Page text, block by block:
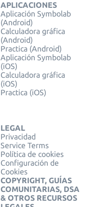
APLICACIONES
Aplicación Symbolab
(Android)
Calculadora gráfica
(Android)
Practica (Android)
Aplicación Symbolab
(iOS)
Calculadora gráfica
(iOS)
Practica (iOS)
LEGAL
Privacidad
Service Terms
Política de cookies
Configuración de
Cookies
COPYRIGHT, GUÍAS
COMUNITARIAS, DSA
& OTROS RECURSOS